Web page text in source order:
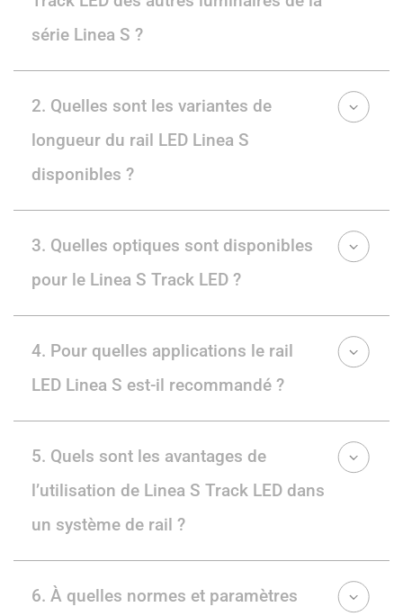
série Linea S ?
2. Quelles sont les variantes de
longueur du rail LED Linea S
disponibles ?
3. Quelles optiques sont disponibles
pour le Linea S Track LED ?
4. Pour quelles applications le rail
LED Linea S est-il recommandé ?
5. Quels sont les avantages de
l’utilisation de Linea S Track LED dans
un système de rail ?
6. À quelles normes et paramètres